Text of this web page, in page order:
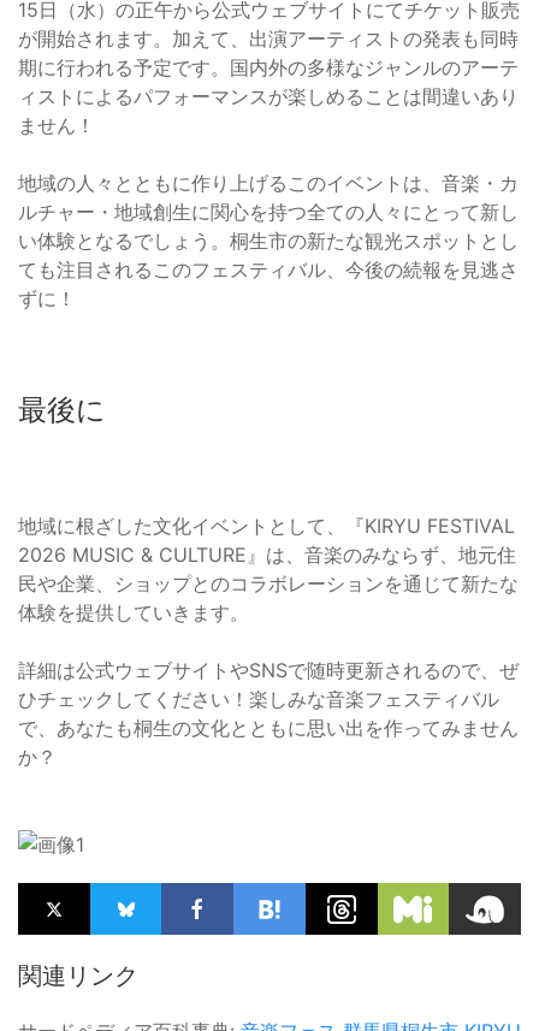
15日（水）の正午から公式ウェブサイトにてチケット販売
が開始されます。加えて、出演アーティストの発表も同時
期に行われる予定です。国内外の多様なジャンルのアーテ
ィストによるパフォーマンスが楽しめることは間違いあり
ません！
地域の人々とともに作り上げるこのイベントは、音楽・カ
ルチャー・地域創生に関心を持つ全ての人々にとって新し
い体験となるでしょう。桐生市の新たな観光スポットとし
ても注目されるこのフェスティバル、今後の続報を見逃さ
ずに！
最後に
地域に根ざした文化イベントとして、『KIRYU FESTIVAL
2026 MUSIC & CULTURE』は、音楽のみならず、地元住
民や企業、ショップとのコラボレーションを通じて新たな
体験を提供していきます。
詳細は公式ウェブサイトやSNSで随時更新されるので、ぜ
ひチェックしてください！楽しみな音楽フェスティバル
で、あなたも桐生の文化とともに思い出を作ってみません
か？
関連リンク